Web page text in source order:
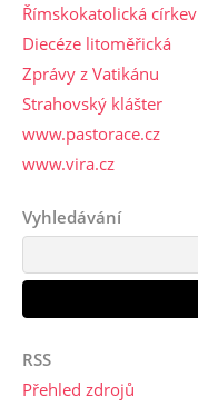
Římskokatolická církev
Diecéze litoměřická
Zprávy z Vatikánu
Strahovský klášter
www.pastorace.cz
www.vira.cz
Vyhledávání
RSS
Přehled zdrojů